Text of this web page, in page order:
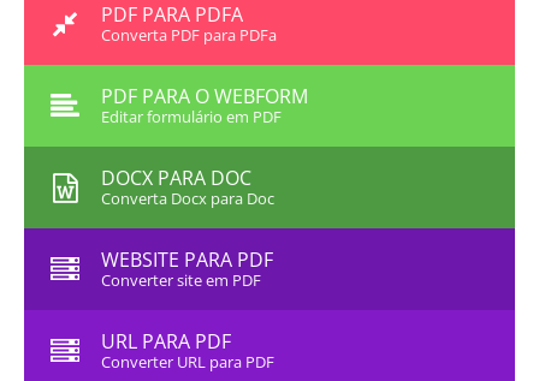
PDF PARA PDFA
Converta PDF para PDFa
PDF PARA O WEBFORM
Editar formulário em PDF
DOCX PARA DOC
Converta Docx para Doc
WEBSITE PARA PDF
Converter site em PDF
URL PARA PDF
Converter URL para PDF